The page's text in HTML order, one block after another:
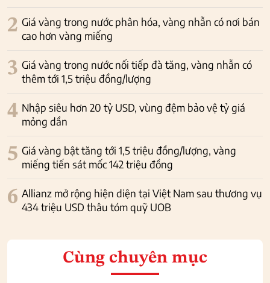
2 Giá vàng trong nước phân hóa, vàng nhẫn có nơi bán
cao hơn vàng miếng
3 Giá vàng trong nước nối tiếp đà tăng, vàng nhẫn có
thêm tới 1,5 triệu đồng/lượng
4 Nhập siêu hơn 20 tỷ USD, vùng đệm bảo vệ tỷ giá
mỏng dần
5 Giá vàng bật tăng tới 1,5 triệu đồng/lượng, vàng
miếng tiến sát mốc 142 triệu đồng
6 Allianz mở rộng hiện diện tại Việt Nam sau thương vụ
434 triệu USD thâu tóm quỹ UOB
Cùng chuyên mục